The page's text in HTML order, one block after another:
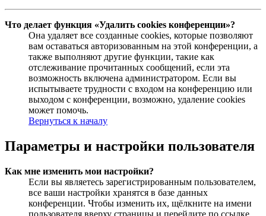
Что делает функция «Удалить cookies конференции»?
Она удаляет все созданные cookies, которые позволяют
вам оставаться авторизованным на этой конференции, а
также выполняют другие функции, такие как
отслеживание прочитанных сообщений, если эта
возможность включена администратором. Если вы
испытываете трудности с входом на конференцию или
выходом с конференции, возможно, удаление cookies
может помочь.
Вернуться к началу
Параметры и настройки пользователя
Как мне изменить мои настройки?
Если вы являетесь зарегистрированным пользователем,
все ваши настройки хранятся в базе данных
конференции. Чтобы изменить их, щёлкните на имени
пользователя вверху страницы и перейдите по ссылке